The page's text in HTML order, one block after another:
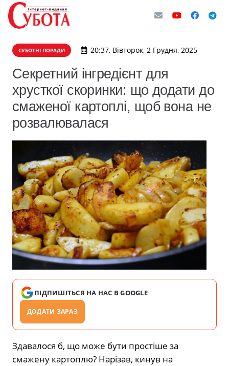
СУБОТНІ ПОРАДИ 20:37, Вівторок, 2 Грудня, 2025
Секретний інгредієнт для
хрусткої скоринки: що додати до
смаженої картоплі, щоб вона не
розвалювалася
ПІДПИШІТЬСЯ НА НАС В GOOGLE
ДОДАТИ ЗАРАЗ
Здавалося б, що може бути простіше за
смажену картоплю? Нарізав, кинув на